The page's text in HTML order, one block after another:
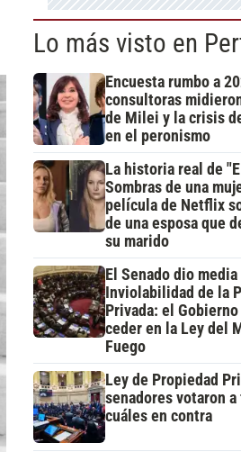
Lo más visto en
Encuesta rumbo a
consultoras
de Milei y la crisis
en el peronismo
La historia real de
Sombras de una
película de Netflix
de una esposa que
su marido
El Senado dio
Inviolabilidad de la
Privada: el
ceder en la Ley del
Fuego
Ley de Propiedad
senadores votaron a
cuáles en contra